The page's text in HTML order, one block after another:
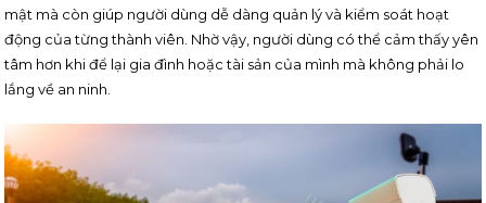
mật mà còn giúp người dùng dễ dàng quản lý và kiểm soát hoạt
động của từng thành viên. Nhờ vậy, người dùng có thể cảm thấy yên
tâm hơn khi để lại gia đình hoặc tài sản của mình mà không phải lo
lắng về an ninh.